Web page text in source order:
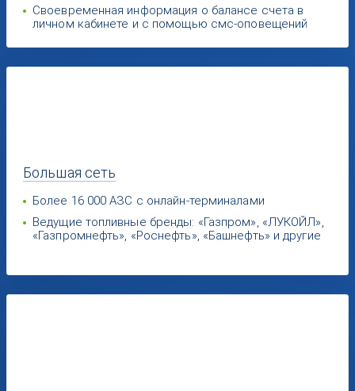
Своевременная информация о балансе счета в
личном кабинете и с помощью смс-оповещений
Большая сеть
Более 16 000 АЗС с онлайн-терминалами
Ведущие топливные бренды: «Газпром», «ЛУКОЙЛ»,
«Газпромнефть», «Роснефть», «Башнефть» и другие